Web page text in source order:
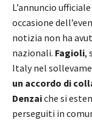
L’annuncio
occasione
notizia non ha
nazionali. Fagioli,
Italy nel
un accordo di
Denzaiche si
perseguiti in